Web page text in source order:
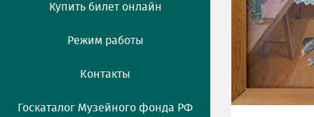
Купить билет онлайн
Режим работы
Контакты
Госкаталог Музейного фонда РФ